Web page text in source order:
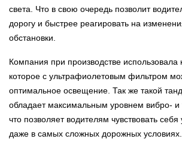
света. Что в свою очередь позволит
дорогу и быстрее реагировать на
обстановки.
Компания при производстве использовала
которое с ультрафиолетовым фильтром
оптимальное освещение. Так же такой
обладает максимальным уровнем вибро- и
что позволяет водителям чувствовать
даже в самых сложных дорожных